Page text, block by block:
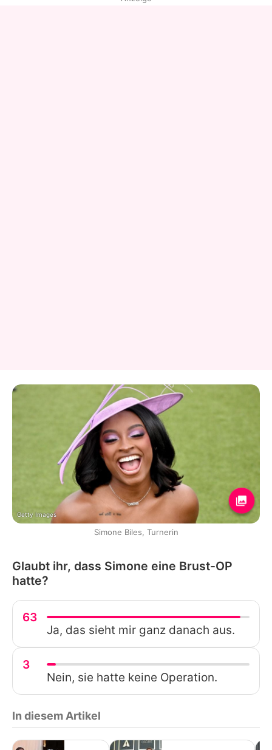
Getty Images
Simone Biles, Turnerin
Glaubt ihr, dass Simone eine Brust-OP
hatte?
63
Ja, das sieht mir ganz danach aus.
3
Nein, sie hatte keine Operation.
In diesem Artikel